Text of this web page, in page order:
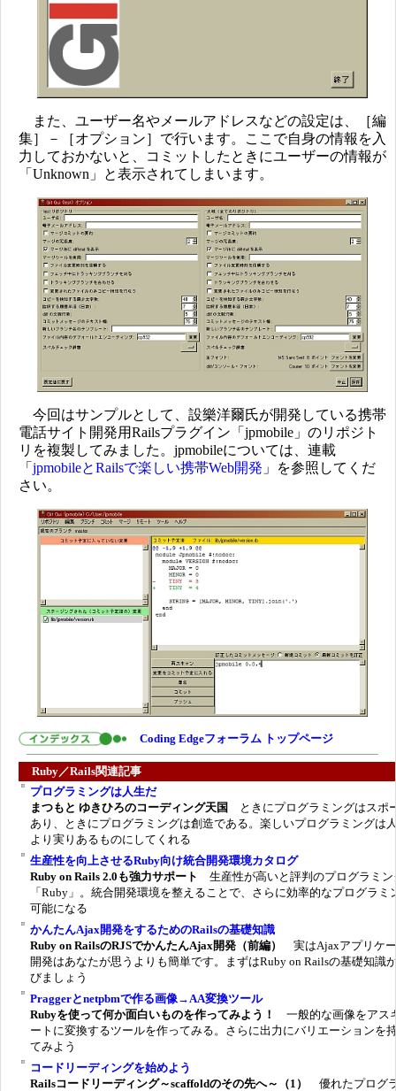
また、ユーザー名やメールアドレスなどの設定は、［編
集］－［オプション］で行います。ここで自身の情報を入
力しておかないと、コミットしたときにユーザーの情報が
「Unknown」と表示されてしまいます。
今回はサンプルとして、設樂洋爾氏が開発している携帯
電話サイト開発用Railsプラグイン「jpmobile」のリポジト
リを複製してみました。jpmobileについては、連載
「 jpmobileとRailsで楽しい携帯Web開発 」を参照してくだ
さい。
Coding Edgeフォーラム トップページ
Ruby／Rails関連記事
プログラミングは人生だ
まつもと ゆきひろのコーディング天国
ときにプログラミングはスポ
あり、ときにプログラミングは創造である。楽しいプログラミングは
より実りあるものにしてくれる
生産性を向上させるRuby向け統合開発環境カタログ
Ruby on Rails 2.0も強力サポート
生産性が高いと評判のプログラミン
「Ruby」。統合開発環境を整えることで、さらに効率的なプログラミ
可能になる
かんたんAjax開発をするためのRailsの基礎知識
Ruby on RailsのRJSでかんたんAjax開発（前編）
実はAjaxアプリケ
開発はあなたが思うよりも簡単です。まずはRuby on Railsの基礎知識
びましょう
Praggerとnetpbmで作る画像→AA変換ツール
Rubyを使って何か面白いものを作ってみよう！
一般的な画像をアス
ートに変換するツールを作ってみる。さらに出力にバリエーションを
てみよう
コードリーディングを始めよう
Railsコードリーディング～scaffoldのその先へ～（1）
優れたプログ